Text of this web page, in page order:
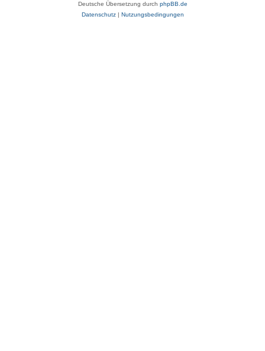
Deutsche Übersetzung durch phpBB.de
Datenschutz| Nutzungsbedingungen